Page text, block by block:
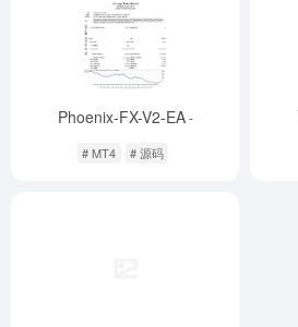
Phoenix-FX-V2-EA-
# MT4 # 源码